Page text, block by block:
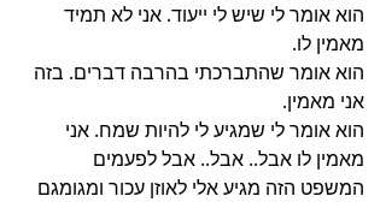
הוא אומר לי שיש לי ייעוד. אני לא תמיד
מאמין לו.
הוא אומר שהתברכתי בהרבה דברים. בזה
אני מאמין.
הוא אומר לי שמגיע לי להיות שמח. אני
מאמין לו אבל.. אבל.. אבל לפעמים
המשפט הזה מגיע אלי לאוזן עכור ומגומגם